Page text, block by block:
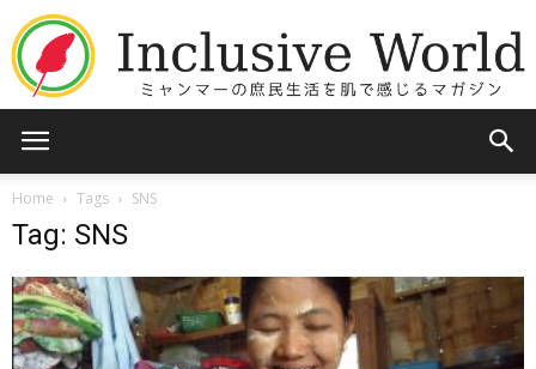
Home Tags SNS
Tag: SNS